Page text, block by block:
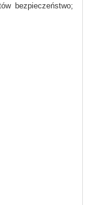
bezpieczeństwo;